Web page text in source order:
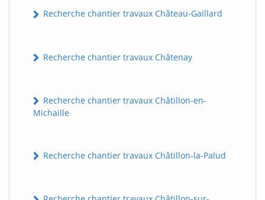
Recherche chantier travaux Château-Gaillard
Recherche chantier travaux Châtenay
Recherche chantier travaux Châtillon-en-
Michaille
Recherche chantier travaux Châtillon-la-Palud